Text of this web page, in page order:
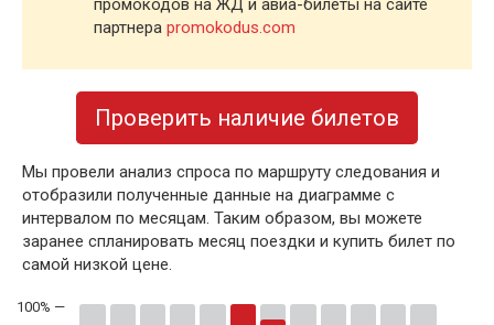
промокодов на ЖД и авиа-билеты на сайте
партнера promokodus.com
Проверить наличие билетов
Мы провели анализ спроса по маршруту следования и
отобразили полученные данные на диаграмме с
интервалом по месяцам. Таким образом, вы можете
заранее спланировать месяц поездки и купить билет по
самой низкой цене.